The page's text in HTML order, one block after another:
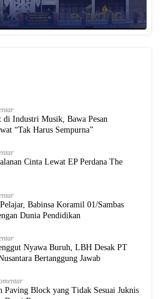
di Industri Musik, Bawa Pesan
“Tak Harus Sempurna”
Cinta Lewat EP Perdana The
Babinsa Koramil 01/Sambas
Dunia Pendidikan
Nyawa Buruh, LBH Desak PT
Bertanggung Jawab
Paving Block yang Tidak Sesuai Juknis